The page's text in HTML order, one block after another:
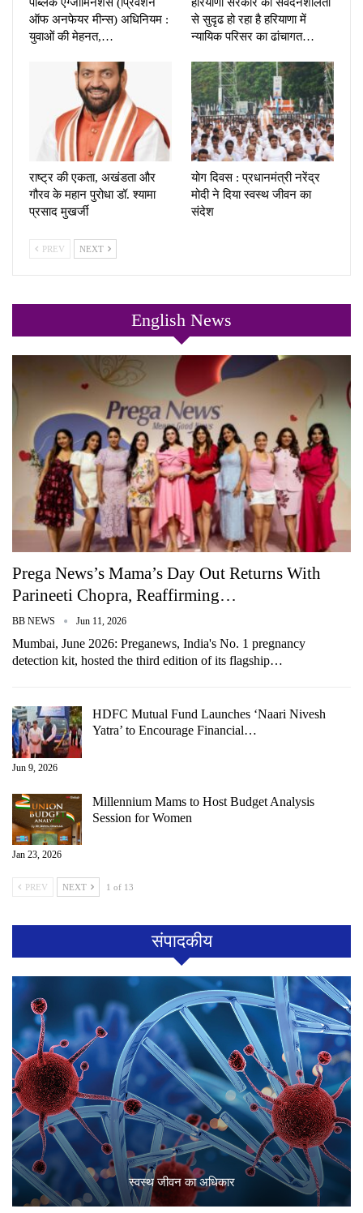
ऑफ अनफेयर मीन्स) अधिनियम :
युवाओं की मेहनत,…
से सुदृढ हो रहा है हरियाणा में
न्यायिक परिसर का ढांचागत…
राष्ट्र की एकता, अखंडता और
गौरव के महान पुरोधा डॉ. श्यामा
प्रसाद मुखर्जी
योग दिवस : प्रधानमंत्री नरेंद्र
मोदी ने दिया स्वस्थ जीवन का
संदेश
PREV NEXT
English News
Prega News’s Mama’s Day Out Returns With
Parineeti Chopra, Reaffirming…
BB NEWS Jun 11, 2026
Mumbai, June 2026: Preganews, India's No. 1 pregnancy
detection kit, hosted the third edition of its flagship…
HDFC Mutual Fund Launches ‘Naari Nivesh
Yatra’ to Encourage Financial…
Jun 9, 2026
Millennium Mams to Host Budget Analysis
Session for Women
Jan 23, 2026
PREV NEXT 1 of 13
संपादकीय
स्वस्थ जीवन का अधिकार